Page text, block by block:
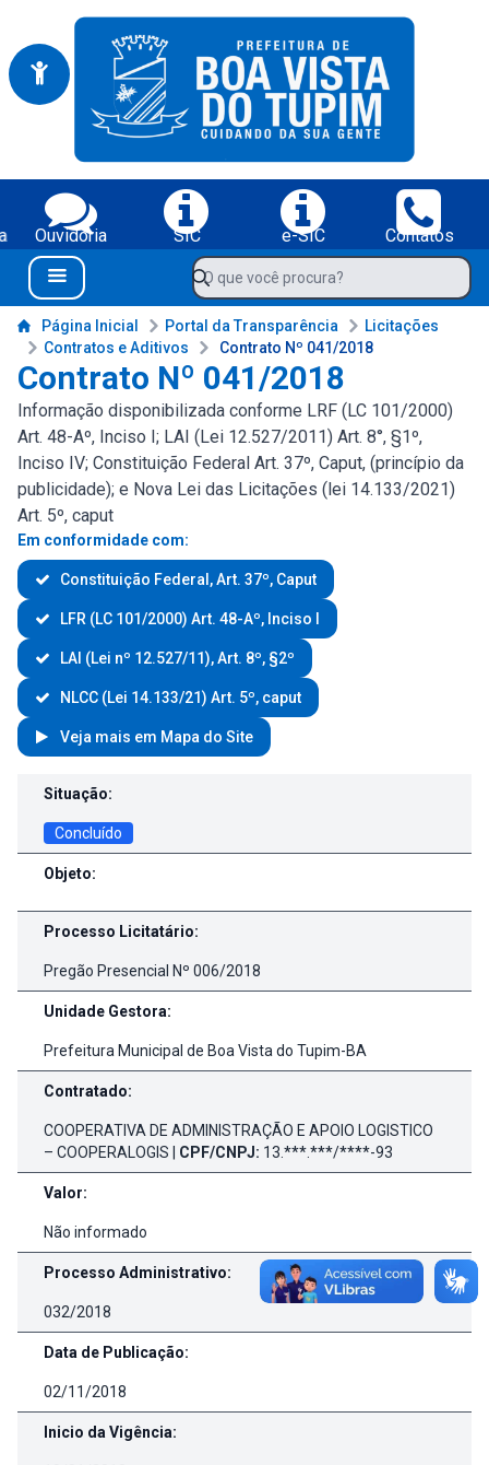
Portal da Prefeitura Municipal de Boa Vista do Tupim-BA
Serviços da Prefeitura Municipal de Boa Vista do Tupim-BA;
Ouvidoria SIC e-SIC
Contatos
Navegue pelo portal da Prefeitura de Boa Vista do Tupim-BA
Menu Bar
O que você procura?
Conteúdo da Prefeitura de Boa Vista do Tupim-BA
Página Inicial Portal da Transparência
Licitações
Contratos e Aditivos
Contrato Nº 041/2018
Contrato Nº 041/2018
Informação disponibilizada conforme LRF (LC 101/2000)
Art. 48-Aº, Inciso I; LAI (Lei 12.527/2011) Art. 8°, §1º,
Inciso IV; Constituição Federal Art. 37º, Caput, (princípio da
publicidade); e Nova Lei das Licitações (lei 14.133/2021)
Art. 5º, caput
Em conformidade com:
Constituição Federal, Art. 37º, Caput
LFR (LC 101/2000) Art. 48-Aº, Inciso I
LAI (Lei nº 12.527/11), Art. 8º, §2º
NLCC (Lei 14.133/21) Art. 5º, caput
Veja mais em Mapa do Site
Contratos e Aditivos
Situação:
Concluído
Objeto:
Processo Licitatário:
Pregão Presencial Nº 006/2018
Unidade Gestora:
Prefeitura Municipal de Boa Vista do Tupim-BA
Contratado:
COOPERATIVA DE ADMINISTRAÇÃO E APOIO LOGISTICO
– COOPERALOGIS | CPF/CNPJ: 13.***.***/****-93
Valor:
Não informado
Processo Administrativo:
032/2018
Data de Publicação:
02/11/2018
Inicio da Vigência: